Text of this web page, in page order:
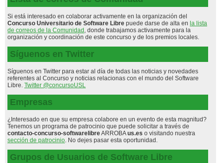
Si está interesado en colaborar activamente en la organización del
Concurso Universitario de Software Libre puede darse de alta en la lista
de correos de la Comunidad , donde trabajamos activamente para la
organización y coordinación de este concurso y de los premios locales.
Síguenos en Twitter
Síguenos en Twitter para estar al día de todas las noticias y novedades
referentes al Concurso y noticias relacionas con el mundo del Software
Libre. Twitter @concursoUSL
Empresas
¿Interesado en que su empresa colabore en un evento de esta magnitud?
Tenemos un programa de patrocinio que puede solicitar a través de
contacto-concurso-softwarelibreARROBAus.es o visitando nuestra
sección de patrocinio. No dejes pasar esta oportunidad.
Grupos de Usuarios de Software Libre